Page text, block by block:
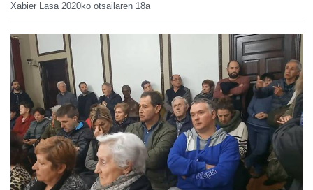
Xabier Lasa 2020ko otsailaren 18a